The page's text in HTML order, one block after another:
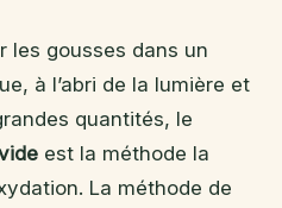
les gousses dans un
à l’abri de la lumière et
quantités, le
est la méthode la
La méthode de